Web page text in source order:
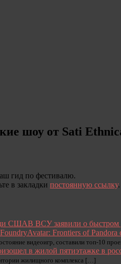
шоу от Sati
гид по фестивалю.
в закладки постоянную ссылку.
В ВСУ заявили о
Avatar: Frontiers of
видеоигр, составили топ-10
в жилой пятиэтажке в
жилищного комплекса […]